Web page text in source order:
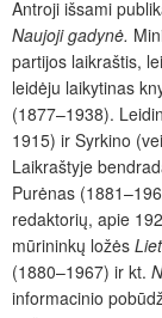
Antroji išsami
Naujoji gadynė.
partijos laikraštis,
leidėju laikytinas
(1877–1938).
1915) ir Syrkino
Laikraštyje
Purėnas
redaktorių, apie
mūrininkų ložės
(1880–1967) ir kt.
informacinio